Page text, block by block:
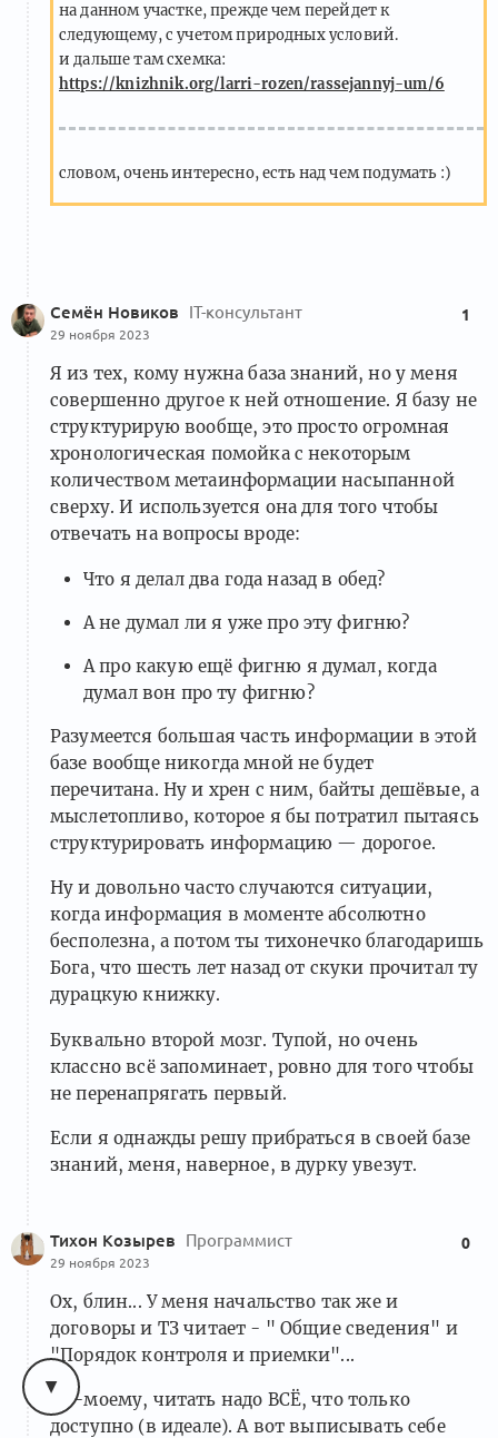
на данном участке, прежде чем перейдет к
следующему, с учетом природных условий.
и дальше там схемка:
https://knizhnik.org/larri-rozen/rassejannyj-um/6
словом, очень интересно, есть над чем подумать :)
Семён Новиков IT-консультант
29 ноября 2023
1
Я из тех, кому нужна база знаний, но у меня
совершенно другое к ней отношение. Я базу не
структурирую вообще, это просто огромная
хронологическая помойка с некоторым
количеством метаинформации насыпанной
сверху. И используется она для того чтобы
отвечать на вопросы вроде:
Что я делал два года назад в обед?
А не думал ли я уже про эту фигню?
А про какую ещё фигню я думал, когда
думал вон про ту фигню?
Разумеется большая часть информации в этой
базе вообще никогда мной не будет
перечитана. Ну и хрен с ним, байты дешёвые, а
мыслетопливо, которое я бы потратил пытаясь
структурировать информацию — дорогое.
Ну и довольно часто случаются ситуации,
когда информация в моменте абсолютно
бесполезна, а потом ты тихонечко благодаришь
Бога, что шесть лет назад от скуки прочитал ту
дурацкую книжку.
Буквально второй мозг. Тупой, но очень
классно всё запоминает, ровно для того чтобы
не перенапрягать первый.
Если я однажды решу прибраться в своей базе
знаний, меня, наверное, в дурку увезут.
Тихон Козырев Программист
29 ноября 2023
0
Ох, блин... У меня начальство так же и
договоры и ТЗ читает - " Общие сведения" и
"Порядок контроля и приемки"...
По-моему, читать надо ВСЁ, что только
доступно (в идеале). А вот выписывать себе